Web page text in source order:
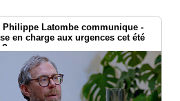
Philippe Latombe communique -
en charge aux urgences cet été